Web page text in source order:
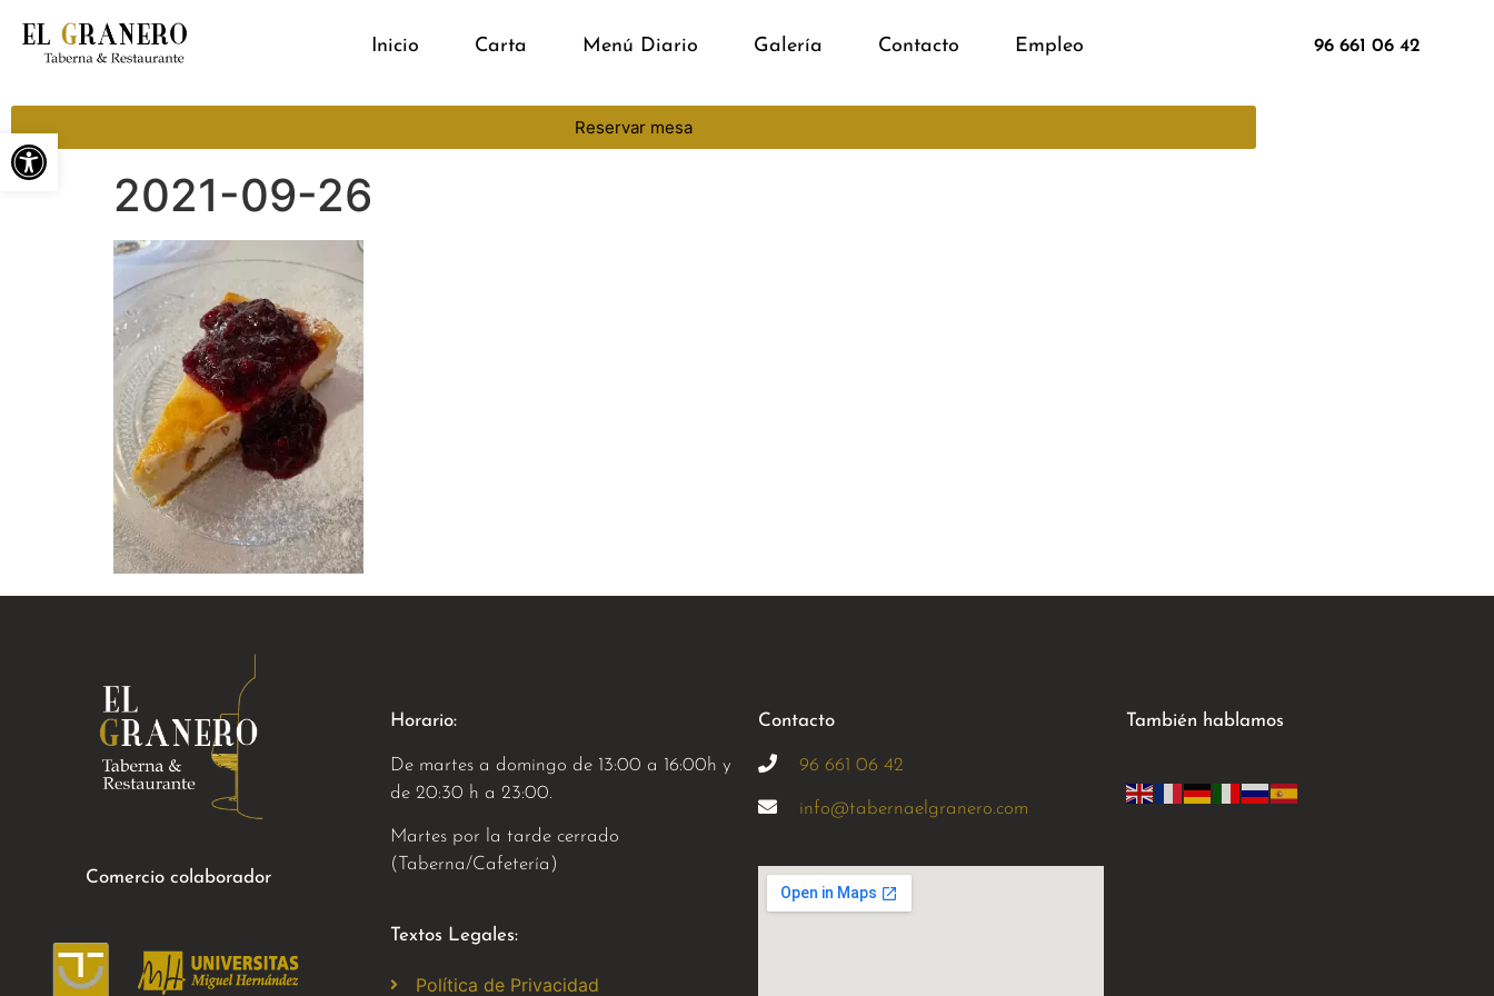
Abrir barra de herramientas
Inicio Carta Menú Diario Galería Contacto Empleo 96 661 06 42
Reservar mesa
2021-09-26
Comercio colaborador
Horario:
De martes a domingo de 13:00 a 16:00h y
de 20:30 h a 23:00.
Martes por la tarde cerrado
(Taberna/Cafetería)
Textos Legales:
Política de Privacidad
Contacto
96 661 06 42
info@tabernaelgranero.com
También hablamos